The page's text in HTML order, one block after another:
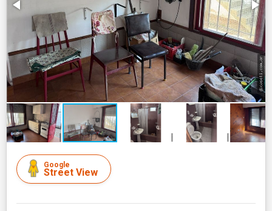
Google
Street View